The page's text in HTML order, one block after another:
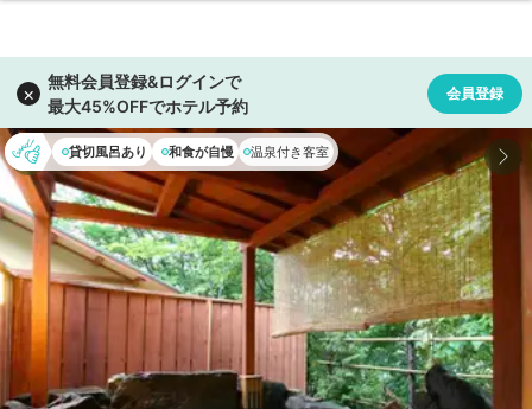
貸切風呂あり 和食が自慢 温泉付き客室